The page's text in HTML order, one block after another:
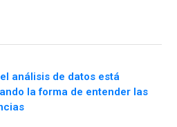
análisis de datos está
la forma de entender las